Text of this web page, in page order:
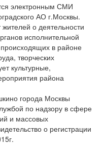
электронным СМИ
АО г.Москвы.
о деятельности
исполнительной
в районе
творческих
культурные,
района
города Москвы
по надзору в сфере
и массовых
о регистрации